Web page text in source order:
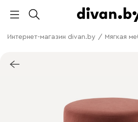
Интернет-магазин divan.by / Мягкая